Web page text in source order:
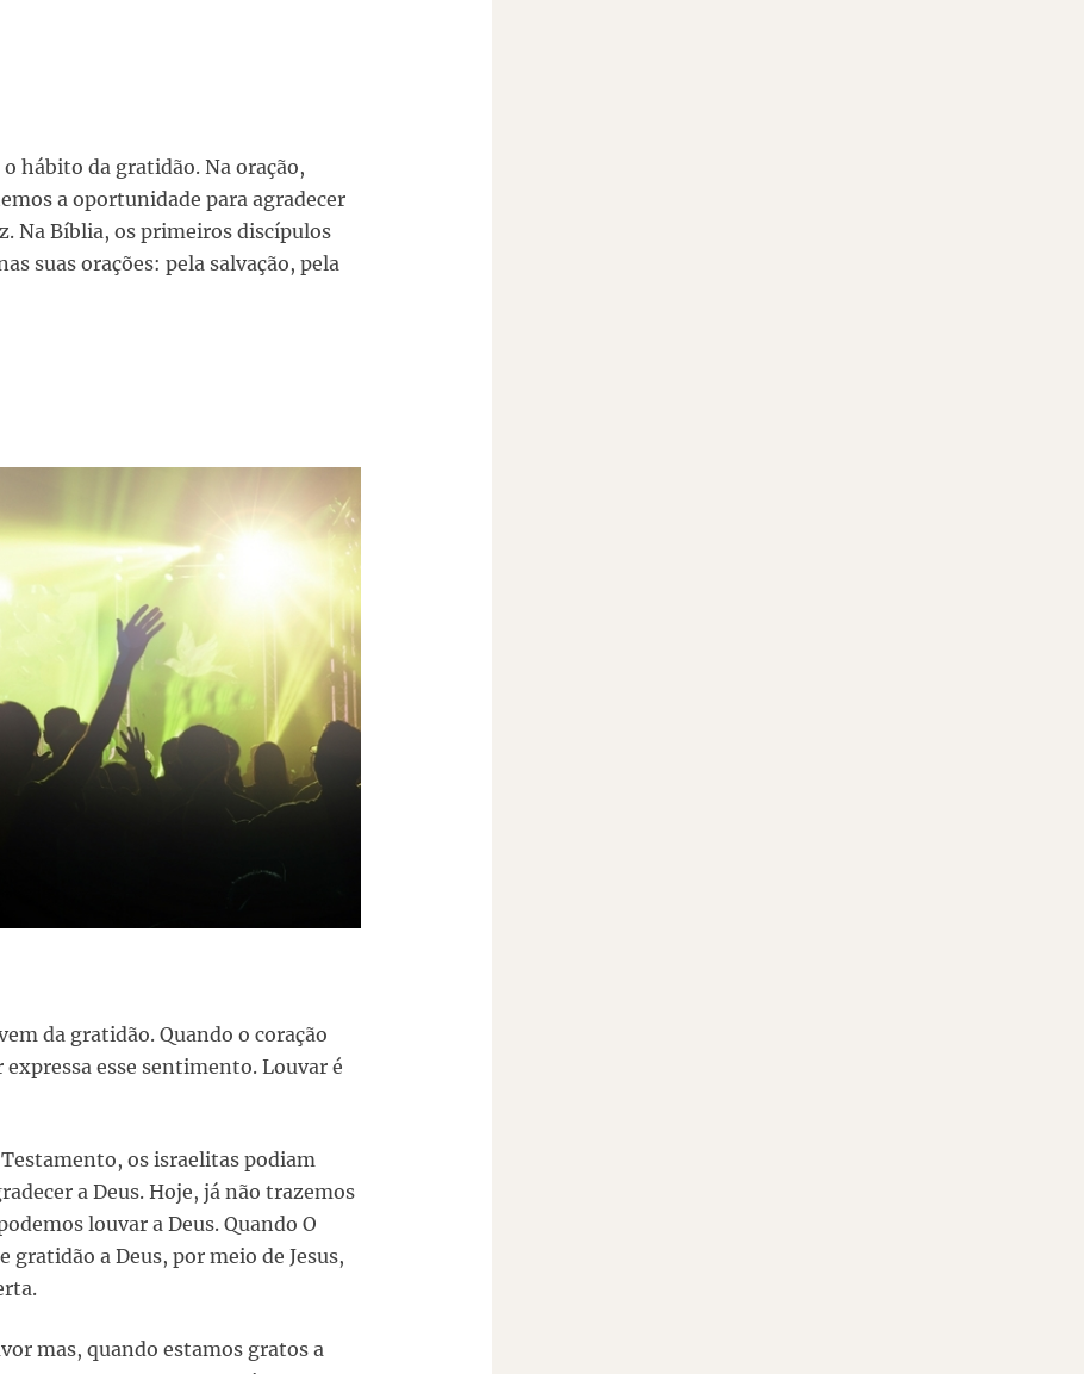
hábito da gratidão. Na oração,
a oportunidade para agradecer
Na Bíblia, os primeiros discípulos
suas orações: pela salvação, pela
da gratidão. Quando o coração
esse sentimento. Louvar é
os israelitas podiam
a Deus. Hoje, já não trazemos
louvar a Deus. Quando O
a Deus, por meio de Jesus,
mas, quando estamos gratos a